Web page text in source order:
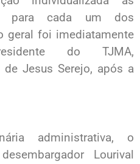
para cada um dos
geral foi imediatamente
do TJMA,
de Jesus Serejo, após a
administrativa, o
Lourival